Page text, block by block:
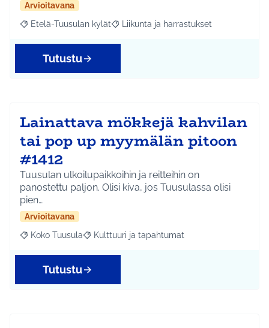
Arvioitavana
Rajaa tulokset aihepiirin mukaan: Etelä-Tuusulan kylät
Etelä-Tuusulan kylät Rajaa tulokset teeman mukaan:
Liikunta ja harrastukset
Tutustu
Lainattava mökkejä kahvilan
tai pop up myymälän pitoon
#1412
Tuusulan ulkoilupaikkoihin ja reitteihin on
panostettu paljon. Olisi kiva, jos Tuusulassa olisi
pien…
Arvioitavana
Rajaa tulokset aihepiirin mukaan: Koko Tuusula
Koko Tuusula Rajaa tulokset teeman mukaan: Kulttuuri ja
Kulttuuri ja tapahtumat
Tutustu